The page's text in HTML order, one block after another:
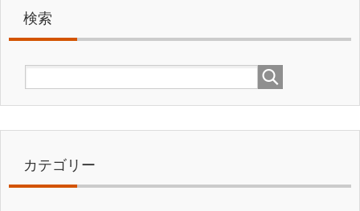
検索
カテゴリー